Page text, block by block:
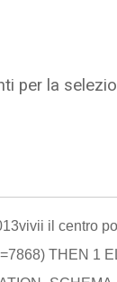
per la
il centro
THEN 1